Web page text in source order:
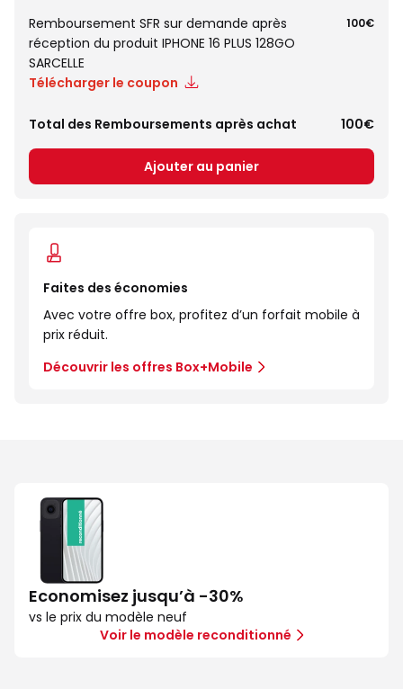
Remboursement SFR sur demande après
réception du produit IPHONE 16 PLUS 128GO
SARCELLE
Télécharger le coupon
100€
Total des Remboursements après achat 100€
Ajouter au panier
Faites des économies
Avec votre offre box, profitez d’un forfait mobile à
prix réduit.
Découvrir les offres Box+Mobile
Economisez jusqu’à -30%
vs le prix du modèle neuf
Voir le modèle reconditionné